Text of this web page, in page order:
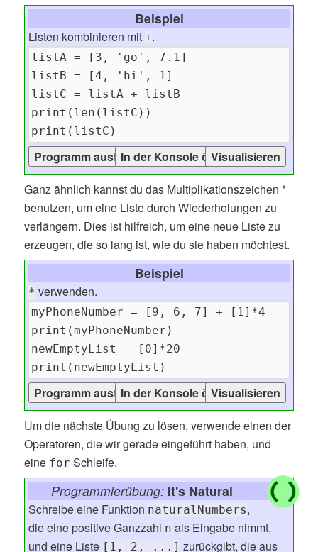
Beispiel
Listen kombinieren mit+.
Ganz ähnlich kannst du das Multiplikationszeichen *
benutzen, um eine Liste durch Wiederholungen zu
verlängern. Dies ist hilfreich, um eine neue Liste zu
erzeugen, die so lang ist, wie du sie haben möchtest.
Beispiel
* verwenden.
Um die nächste Übung zu lösen, verwende einen der
Operatoren, die wir gerade eingeführt haben, und
eine for Schleife.
Programmierübung: It's Natural
Schreibe eine Funktion naturalNumbers,
die eine positive Ganzzahl n als Eingabe nimmt,
und eine Liste [1, 2, ...] zurückgibt, die aus